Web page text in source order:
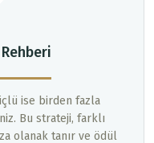
ise birden fazla
Bu strateji, farklı
olanak tanır ve ödül